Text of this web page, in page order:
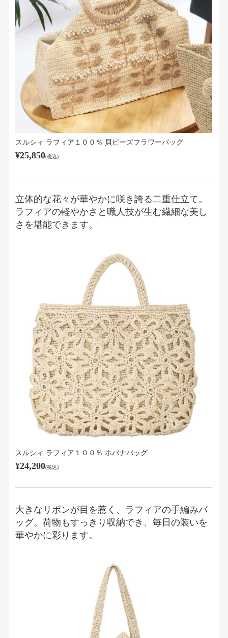
スルシィ ラフィア１００％ 貝ビーズフラワーバッグ
¥25,850(税込)
立体的な花々が華やかに咲き誇る二重仕立て。
ラフィアの軽やかさと職人技が生む繊細な美し
さを堪能できます。
スルシィ ラフィア１００％ ホバナバッグ
¥24,200(税込)
大きなリボンが目を惹く、ラフィアの手編みバ
ッグ。荷物もすっきり収納でき、毎日の装いを
華やかに彩ります。